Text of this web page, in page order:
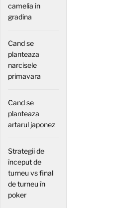
camelia in
gradina
Cand se
planteaza
narcisele
primavara
Cand se
planteaza
artarul japonez
Strategii de
început de
turneu vs final
de turneu în
poker